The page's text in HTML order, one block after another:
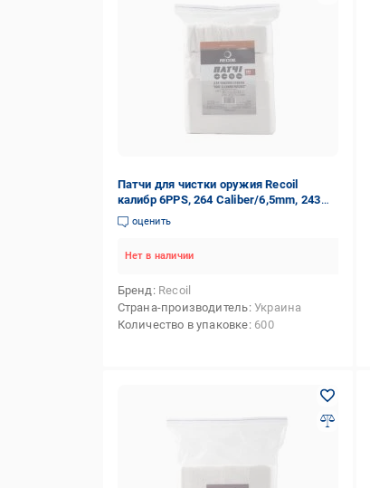
Патчи для чистки оружия Recoil
калибр 6PPS, 264 Caliber/6,5mm, 243
Caliber, 6,8mm (.270-.277), 7 mm (.284)
600 шт.
оценить
Нет в наличии
Бренд Recoil
Страна-производитель Украина
Количество в упаковке 600